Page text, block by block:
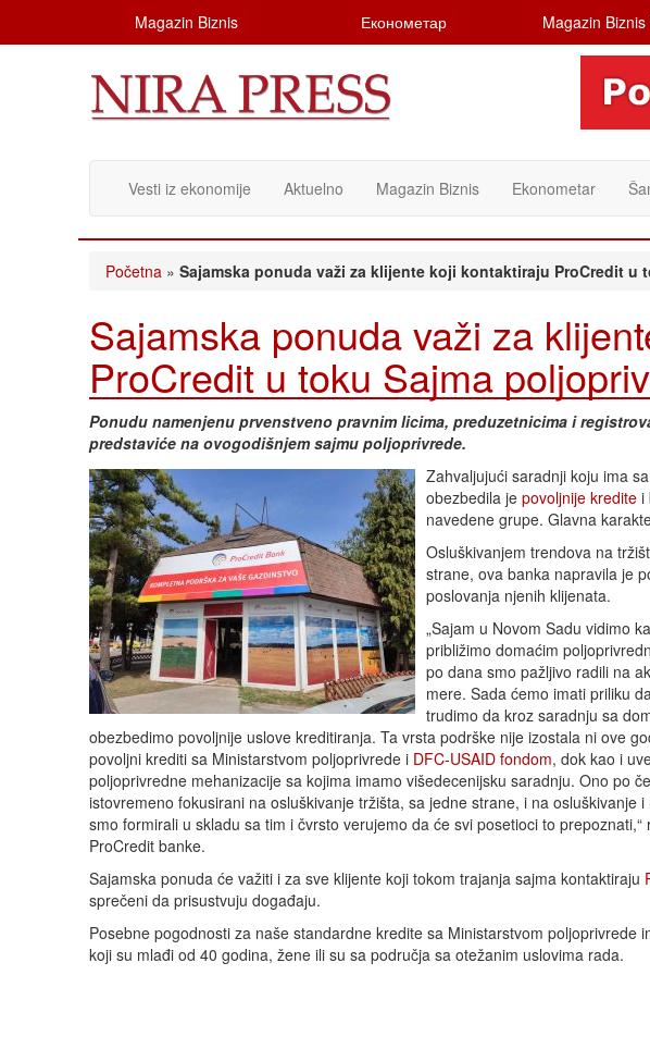
Magazin Biznis Економетар Magazin Biznis
Vesti iz ekonomije Aktuelno Magazin Biznis Ekonometar
Početna » Sajamska ponuda važi za klijente koji kontaktiraju ProCredit u
Sajamska ponuda važi za
ProCredit u toku Sajma
Ponudu namenjenu prvenstveno pravnim licima, preduzetnicima i
predstaviće na ovogodišnjem sajmu poljoprivrede.
Zahvaljujući saradnji koju ima
obezbedila je povoljnije kredite i
navedene grupe. Glavna
Osluškivanjem trendova na
strane, ova banka napravila je
poslovanja njenih klijenata.
„Sajam u Novom Sadu vidimo
približimo domaćim
po dana smo pažljivo radili na
mere. Sada ćemo imati priliku
trudimo da kroz saradnju sa
obezbedimo povoljnije uslove kreditiranja. Ta vrsta podrške nije izostala ni ove
povoljni krediti sa Ministarstvom poljoprivrede i DFC-USAID fondom, dok kao i
poljoprivredne mehanizacije sa kojima imamo višedecenijsku saradnju. Ono po
istovremeno fokusirani na osluškivanje tržišta, sa jedne strane, i na
smo formirali u skladu sa tim i čvrsto verujemo da će svi posetioci to
ProCredit banke.
Sajamska ponuda će važiti i za sve klijente koji tokom trajanja sajma kontaktiraju
sprečeni da prisustvuju događaju.
Posebne pogodnosti za naše standardne kredite sa Ministarstvom poljoprivrede
koji su mlađi od 40 godina, žene ili su sa područja sa otežanim uslovima rada.